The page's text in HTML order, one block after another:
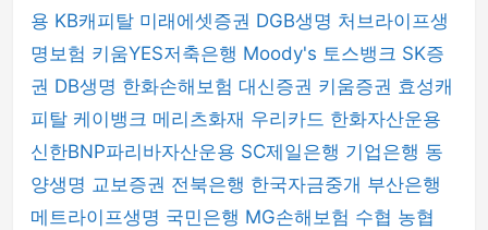
용 KB캐피탈 미래에셋증권 DGB생명 처브라이프생
명보험 키움YES저축은행 Moody's 토스뱅크 SK증
권 DB생명 한화손해보험 대신증권 키움증권 효성캐
피탈 케이뱅크 메리츠화재 우리카드 한화자산운용
신한BNP파리바자산운용 SC제일은행 기업은행 동
양생명 교보증권 전북은행 한국자금중개 부산은행
메트라이프생명 국민은행 MG손해보험 수협 농협